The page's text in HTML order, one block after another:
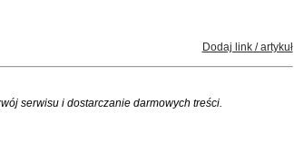
Dodaj link / artykuł
serwisu i dostarczanie darmowych treści.